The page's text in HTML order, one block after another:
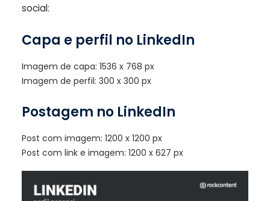
social:
Capa e perfil no LinkedIn
Imagem de capa: 1536 x 768 px
Imagem de perfil: 300 x 300 px
Postagem no LinkedIn
Post com imagem: 1200 x 1200 px
Post com link e imagem: 1200 x 627 px